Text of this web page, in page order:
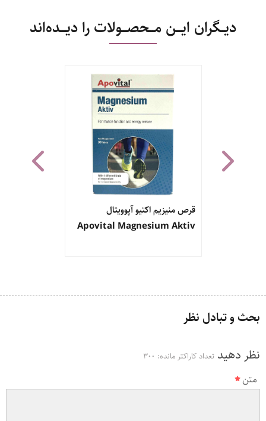
دیــگران ایـــن مـــحصـــولات را دیـــده‌اند
قرص منیزیم اکتیو آپوویتال
Apovital Magnesium Aktiv
بحث و تبادل نظر
نظر دهید تعداد کاراکتر مانده: 300
متن